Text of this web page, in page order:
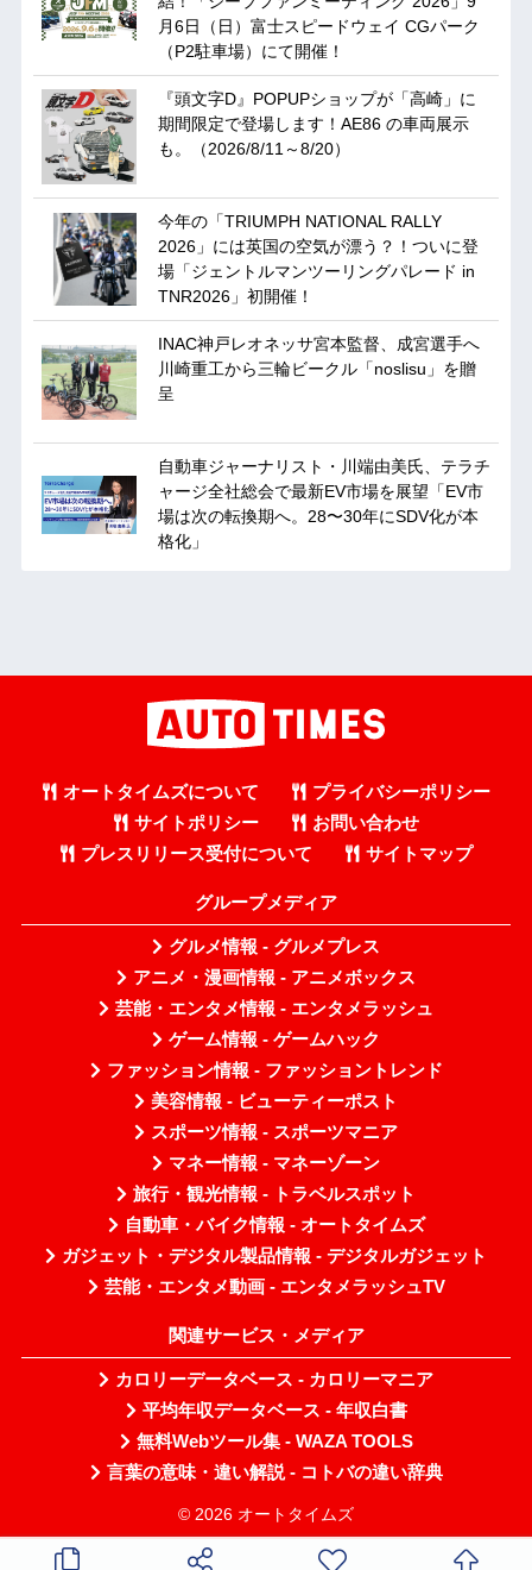
月6日（日）富士スピードウェイ CGパーク
（P2駐車場）にて開催！
『頭文字D』POPUPショップが「高崎」に
期間限定で登場します！AE86 の車両展示
も。（2026/8/11～8/20）
今年の「TRIUMPH NATIONAL RALLY
2026」には英国の空気が漂う？！ついに登
場「ジェントルマンツーリングパレード in
TNR2026」初開催！
INAC神戸レオネッサ宮本監督、成宮選手へ
川崎重工から三輪ビークル「noslisu」を贈
呈
自動車ジャーナリスト・川端由美氏、テラチ
ャージ全社総会で最新EV市場を展望「EV市
場は次の転換期へ。28〜30年にSDV化が本
格化」
オートタイムズについて
プライバシーポリシー
サイトポリシー
お問い合わせ
プレスリリース受付について
サイトマップ
グループメディア
グルメ情報 - グルメプレス
アニメ・漫画情報 - アニメボックス
芸能・エンタメ情報 - エンタメラッシュ
ゲーム情報 - ゲームハック
ファッション情報 - ファッショントレンド
美容情報 - ビューティーポスト
スポーツ情報 - スポーツマニア
マネー情報 - マネーゾーン
旅行・観光情報 - トラベルスポット
自動車・バイク情報 - オートタイムズ
ガジェット・デジタル製品情報 - デジタルガジェット
芸能・エンタメ動画 - エンタメラッシュTV
関連サービス・メディア
カロリーデータベース - カロリーマニア
平均年収データベース - 年収白書
無料Webツール集 - WAZA TOOLS
言葉の意味・違い解説 - コトバの違い辞典
© 2026 オートタイムズ